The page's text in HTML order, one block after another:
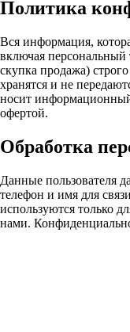
Политика
Вся информация,
включая
скупка продажа)
хранятся и не
носит
офертой.
Обработка
Данные пользователя
телефон и имя для
используются только
нами.